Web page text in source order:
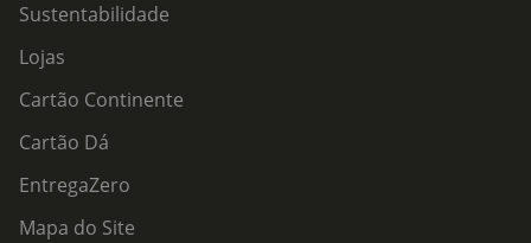
Sustentabilidade
Lojas
Cartão Continente
Cartão Dá
EntregaZero
Mapa do Site